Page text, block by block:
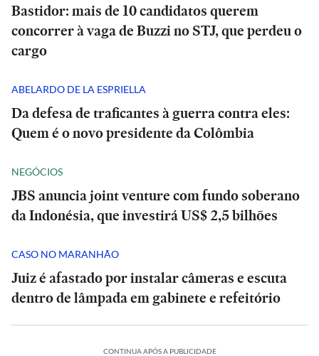
Bastidor: mais de 10 candidatos querem
concorrer à vaga de Buzzi no STJ, que perdeu o
cargo
ABELARDO DE LA ESPRIELLA
Da defesa de traficantes à guerra contra eles:
Quem é o novo presidente da Colômbia
NEGÓCIOS
JBS anuncia joint venture com fundo soberano
da Indonésia, que investirá US$ 2,5 bilhões
CASO NO MARANHÃO
Juiz é afastado por instalar câmeras e escuta
dentro de lâmpada em gabinete e refeitório
CONTINUA APÓS A PUBLICIDADE